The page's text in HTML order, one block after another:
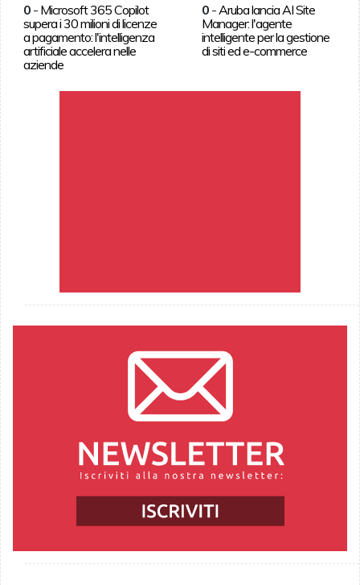
0- Microsoft 365 Copilot
supera i 30 milioni di licenze
a pagamento: l'intelligenza
artificiale accelera nelle
aziende
0 - Aruba lancia AI Site
Manager: l'agente
intelligente per la gestione
di siti ed e-commerce